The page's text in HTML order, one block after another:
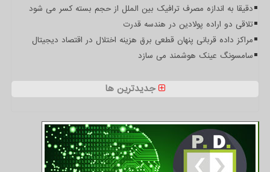
دقیقا به اندازه مصرف ترافیک بین الملل از حجم بسته کسر می شود
تلاقی دو اراده پولادین در هندسه قدرت
مراکز داده قربانی پنهان قطعی برق هزینه اختلال در اقتصاد دیجیتال
سامسونگ عینک هوشمند می سازد
جدیدترین ها